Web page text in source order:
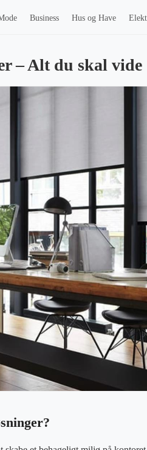
Business Hus og Have
– Alt du skal vide